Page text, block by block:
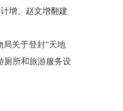
增、赵文增翻建
局关于登封“天地
厕所和旅游服务设